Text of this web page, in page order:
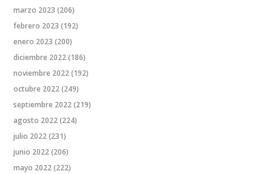
marzo 2023 (206)
febrero 2023 (192)
enero 2023 (200)
diciembre 2022(186)
noviembre 2022(192)
octubre 2022(249)
septiembre 2022(219)
agosto 2022(224)
julio 2022(231)
junio 2022(206)
mayo 2022(222)